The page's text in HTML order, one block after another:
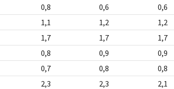
0,8 0,6 0,6
1,1 1,2 1,2
1,7 1,7 1,7
0,8 0,9 0,9
0,7 0,8 0,8
2,3 2,3 2,1